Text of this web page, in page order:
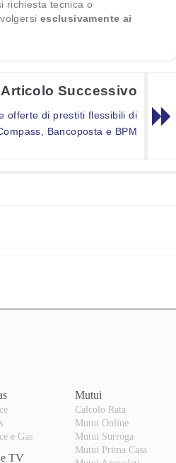
richiesta tecnica o
esclusivamente ai
Articolo Successivo
offerte di prestiti flessibili di
Bancoposta e BPM
e Gas
TV
Mutui
Calcolo Rata
Mutui Online
Mutui Surroga
Mutui Prima Casa